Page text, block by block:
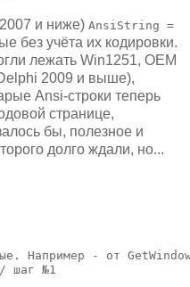
и ниже) AnsiString =
без учёта их кодировки.
лежать Win1251, OEM
2009 и выше),
Ansi-строки теперь
странице,
бы, полезное и
долго ждали, но...
Например - от
шаг №1